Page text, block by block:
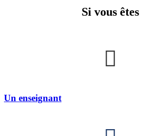
Si vous êtes
Un enseignant